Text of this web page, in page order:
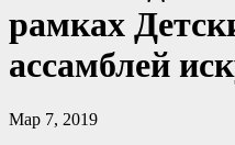
рамках
ассамблей
Мар 7, 2019